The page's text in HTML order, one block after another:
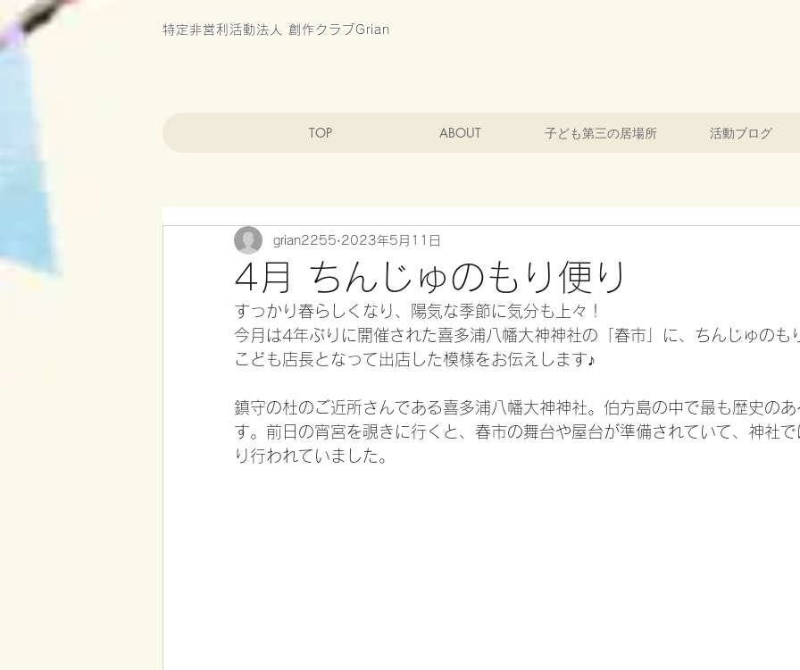
特定非営利活動法人 創作クラブGrian
TOP ABOUT 子ども第三の居場所 活動ブログ
4月 ちんじゅのもり便り
grian2255 2023年5月11日
すっかり春らしくなり、陽気な季節に気分も上々！
今月は4年ぶりに開催された喜多浦八幡大神神社の「春市」に、ちんじゅのも
こども店長となって出店した模様をお伝えします♪
鎮守の杜のご近所さんである喜多浦八幡大神神社。伯方島の中で最も歴史のあ
す。前日の宵宮を覗きに行くと、春市の舞台や屋台が準備されていて、神社
り行われていました。